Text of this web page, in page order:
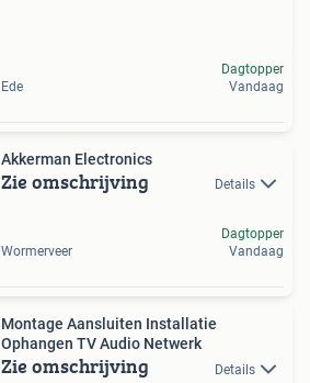
Ede
Dagtopper
Vandaag
Akkerman Electronics
Zie omschrijving Details
Wormerveer
Dagtopper
Vandaag
Montage Aansluiten Installatie
Ophangen TV Audio Netwerk
Zie omschrijving Details